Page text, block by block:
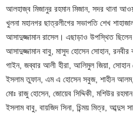
আলহাজ্ব মিজানুর রহমান মিজান, সদর থানা
খুলনা মহানগর ছাত্রলীগের সভাপতি শেখ
আসাদুজ্জামান রাসেল। এছাড়াও উপস্থিত ছিলেন
আসাদুজ্জামান বাবু, মাসুদ হোসেন সোহান,
গাইন, জব্বার আলী হীরা, আলিমুল জিয়া,
ইসলাম তুফান, এম এ হোসেন সবুজ, শাহীন আলম,
মোঃ রাজু হোসেন, জোয়েব সিদ্দিকী, মশিউর
ইসলাম বাবু, বায়জিদ সিনা, চিন্ময় মিত্র,